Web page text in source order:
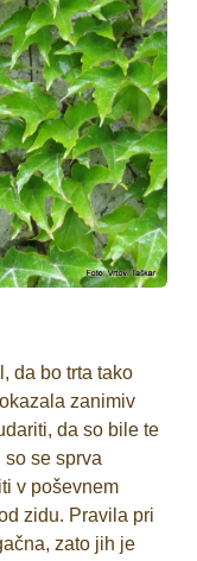
da bo trta tako
zanimiv
da so bile te
so se sprva
v poševnem
zidu. Pravila pri
zato jih je